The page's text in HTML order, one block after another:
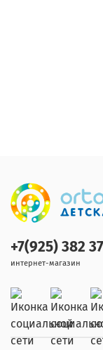
+7(925) 382
интернет-магазин